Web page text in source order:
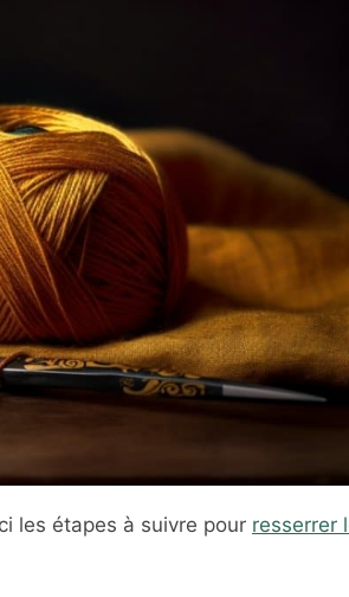
les étapes à suivre pour resserrer